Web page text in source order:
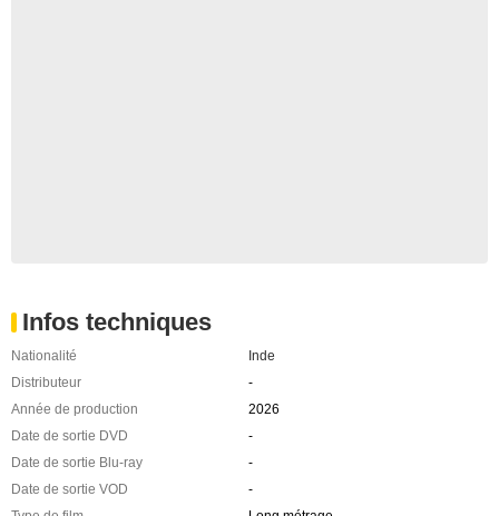
Infos techniques
Nationalité
Inde
Distributeur
-
Année de production
2026
Date de sortie DVD
-
Date de sortie Blu-ray
-
Date de sortie VOD
-